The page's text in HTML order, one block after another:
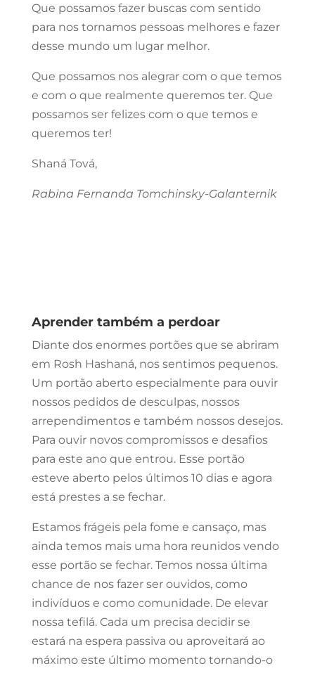
Que possamos fazer buscas com sentido
para nos tornamos pessoas melhores e fazer
desse mundo um lugar melhor.
Que possamos nos alegrar com o que temos
e com o que realmente queremos ter. Que
possamos ser felizes com o que temos e
queremos ter!
Shaná Tová,
Rabina Fernanda Tomchinsky-Galanternik
Aprender também a perdoar
Diante dos enormes portões que se abriram
em Rosh Hashaná, nos sentimos pequenos.
Um portão aberto especialmente para ouvir
nossos pedidos de desculpas, nossos
arrependimentos e também nossos desejos.
Para ouvir novos compromissos e desafios
para este ano que entrou. Esse portão
esteve aberto pelos últimos 10 dias e agora
está prestes a se fechar.
Estamos frágeis pela fome e cansaço, mas
ainda temos mais uma hora reunidos vendo
esse portão se fechar. Temos nossa última
chance de nos fazer ser ouvidos, como
indivíduos e como comunidade. De elevar
nossa tefilá. Cada um precisa decidir se
estará na espera passiva ou aproveitará ao
máximo este último momento tornando-o